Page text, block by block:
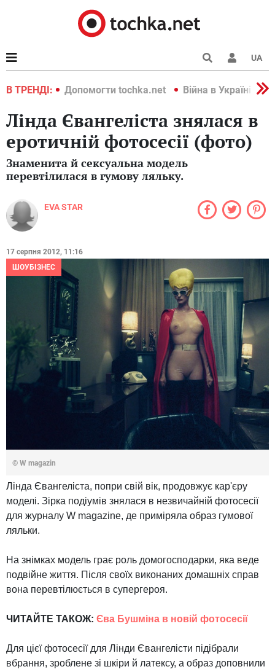
UA
В ТРЕНДІ:
2022 Допомогти tochka.net Війна в Україні 2022
Лінда Євангеліста знялася в
еротичній фотосесії (фото)
Знаменита й сексуальна модель
перевтілилася в гумову ляльку.
EVA STAR
17 серпня 2012, 11:16
ШОУБІЗНЕС
© W magazin
Лінда Євангеліста, попри свій вік, продовжує кар'єру
моделі. Зірка подіумів знялася в незвичайній фотосесії
для журналу W magazine, де приміряла образ гумової
ляльки.
На знімках модель грає роль домогосподарки, яка веде
подвійне життя. Після своїх виконаних домашніх справ
вона перевтілюється в супергероя.
ЧИТАЙТЕ ТАКОЖ: Єва Бушміна в новій фотосесії
Для цієї фотосесії для Лінди Євангелісти підібрали
вбрання, зроблене зі шкіри й латексу, а образ доповнили